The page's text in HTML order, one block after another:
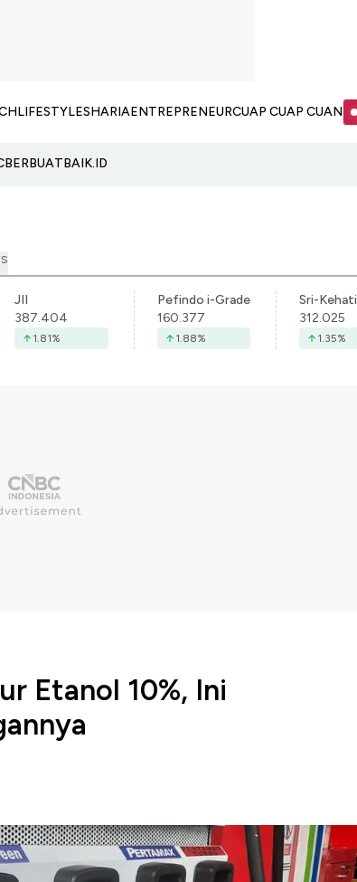
LIFESTYLESHARIAENTREPRENEURCUAP CUAP CUAN
BERBUATBAIK.ID
JII
387.404
1.81%
Pefindo i-Grade
160.377
1.88%
Sri-Kehati
312.025
1.35%
Etanol 10%, Ini